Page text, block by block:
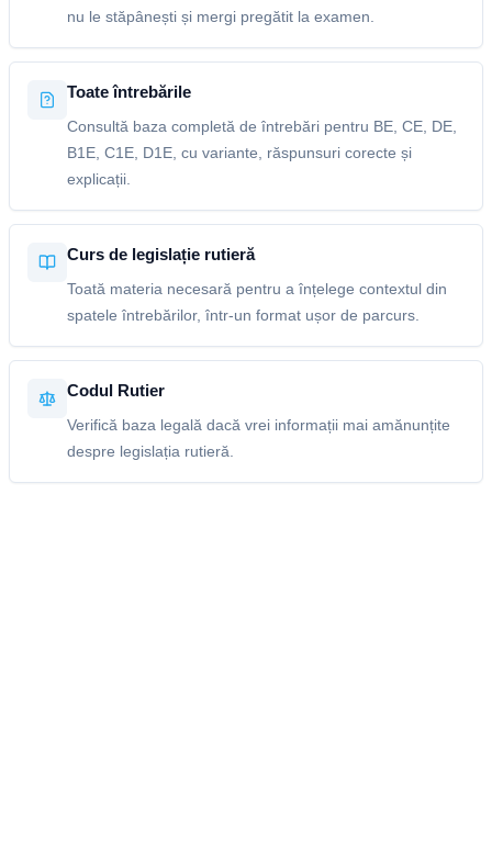
nu le stăpânești și mergi pregătit la examen.
Toate întrebările
Consultă baza completă de întrebări pentru BE, CE, DE,
B1E, C1E, D1E, cu variante, răspunsuri corecte și
explicații.
Curs de legislație rutieră
Toată materia necesară pentru a înțelege contextul din
spatele întrebărilor, într-un format ușor de parcurs.
Codul Rutier
Verifică baza legală dacă vrei informații mai amănunțite
despre legislația rutieră.